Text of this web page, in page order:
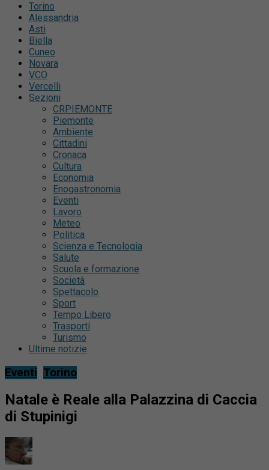
Torino
Alessandria
Asti
Biella
Cuneo
Novara
VCO
Vercelli
Sezioni
CRPIEMONTE
Piemonte
Ambiente
Cittadini
Cronaca
Cultura
Economia
Enogastronomia
Eventi
Lavoro
Meteo
Politica
Scienza e Tecnologia
Salute
Scuola e formazione
Società
Spettacolo
Sport
Tempo Libero
Trasporti
Turismo
Ultime notizie
Eventi Torino
Natale è Reale alla Palazzina di Caccia
di Stupinigi